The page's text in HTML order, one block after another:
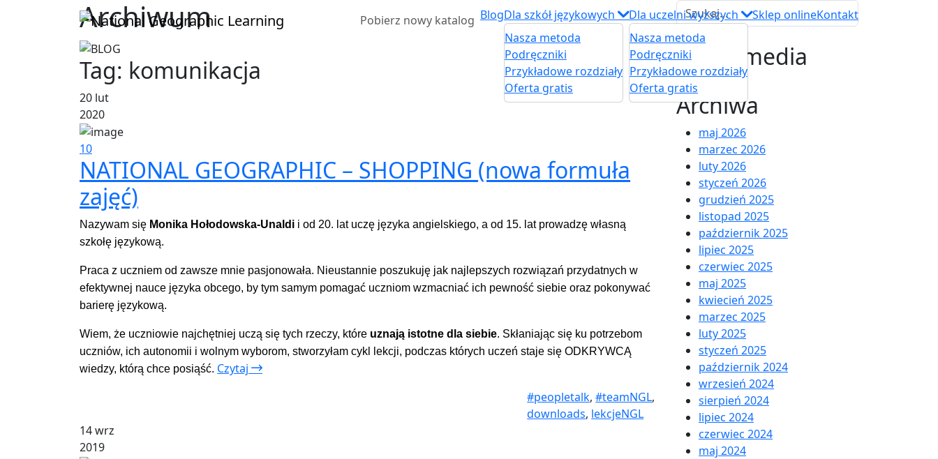
Pobierz nowy katalog BlogDla szkół językowych
Nasza metoda
Podręczniki
Przykładowe rozdziały
Oferta gratis
Dla uczelni wyższych
Nasza metoda
Podręczniki
Przykładowe rozdziały
Oferta gratis
Sklep onlineKontakt
Archiwum
Tag: komunikacja
20 lut
2020
10
NATIONAL GEOGRAPHIC – SHOPPING (nowa formuła
zajęć)
Nazywam się Monika Hołodowska-Unaldi i od 20. lat uczę języka angielskiego, a od 15. lat prowadzę własną
szkołę językową.
Praca z uczniem od zawsze mnie pasjonowała. Nieustannie poszukuję jak najlepszych rozwiązań przydatnych w
efektywnej nauce języka obcego, by tym samym pomagać uczniom wzmacniać ich pewność siebie oraz pokonywać
barierę językową.
Wiem, że uczniowie najchętniej uczą się tych rzeczy, które uznają istotne dla siebie. Skłaniając się ku potrzebom
uczniów, ich autonomii i wolnym wyborom, stworzyłam cykl lekcji, podczas których uczeń staje się ODKRYWCĄ
wiedzy, którą chce posiąść. Czytaj
#peopletalk,#teamNGL,
downloads, lekcjeNGL
14 wrz
2019
Social media
Archiwa
maj 2026
marzec 2026
luty 2026
styczeń 2026
grudzień 2025
listopad 2025
październik 2025
lipiec 2025
czerwiec 2025
maj 2025
kwiecień 2025
marzec 2025
luty 2025
styczeń 2025
październik 2024
wrzesień 2024
sierpień 2024
lipiec 2024
czerwiec 2024
maj 2024